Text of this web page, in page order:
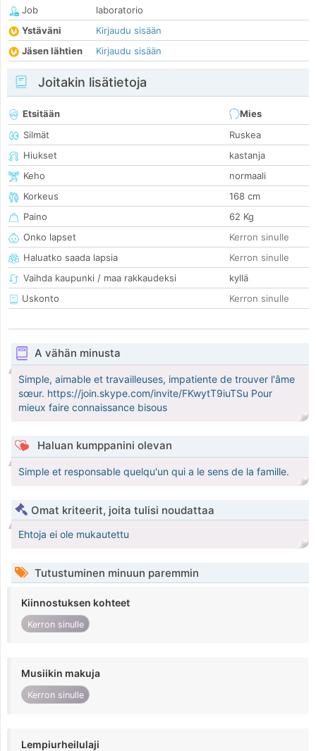
Job
laboratorio
Ystäväni
Kirjaudu sisään
Jäsen lähtien
Kirjaudu sisään
Joitakin lisätietoja
Etsitään
Mies
Silmät
Ruskea
Hiukset
kastanja
Keho
normaali
Korkeus
168 cm
Paino
62 Kg
Onko lapset
Kerron sinulle
Haluatko saada lapsia
Kerron sinulle
Vaihda kaupunki / maa rakkaudeksi
kyllä
Uskonto
Kerron sinulle
A vähän minusta
Simple, aimable et travailleuses, impatiente de trouver l'âme
sœur. https://join.skype.com/invite/FKwytT9iuTSu Pour
mieux faire connaissance bisous
Haluan kumppanini olevan
Simple et responsable quelqu'un qui a le sens de la famille.
Omat kriteerit, joita tulisi noudattaa
Ehtoja ei ole mukautettu
Tutustuminen minuun paremmin
Kiinnostuksen kohteet
Kerron sinulle
Musiikin makuja
Kerron sinulle
Lempiurheilulaji